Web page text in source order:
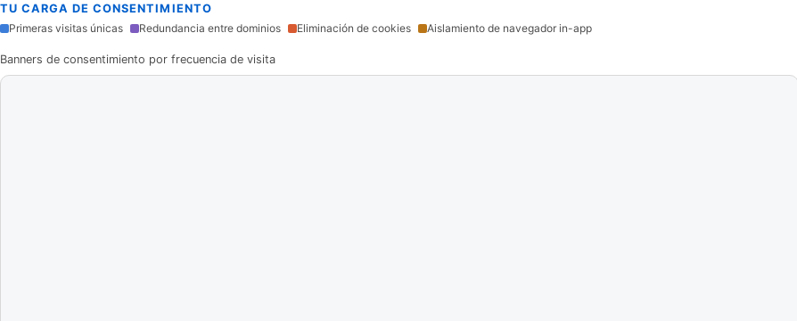
TU CARGA DE CONSENTIMIENTO
Primeras visitas únicas
Redundancia entre dominios Eliminación de cookies Aislamiento de navegador in-app
Banners de consentimiento por frecuencia de visita